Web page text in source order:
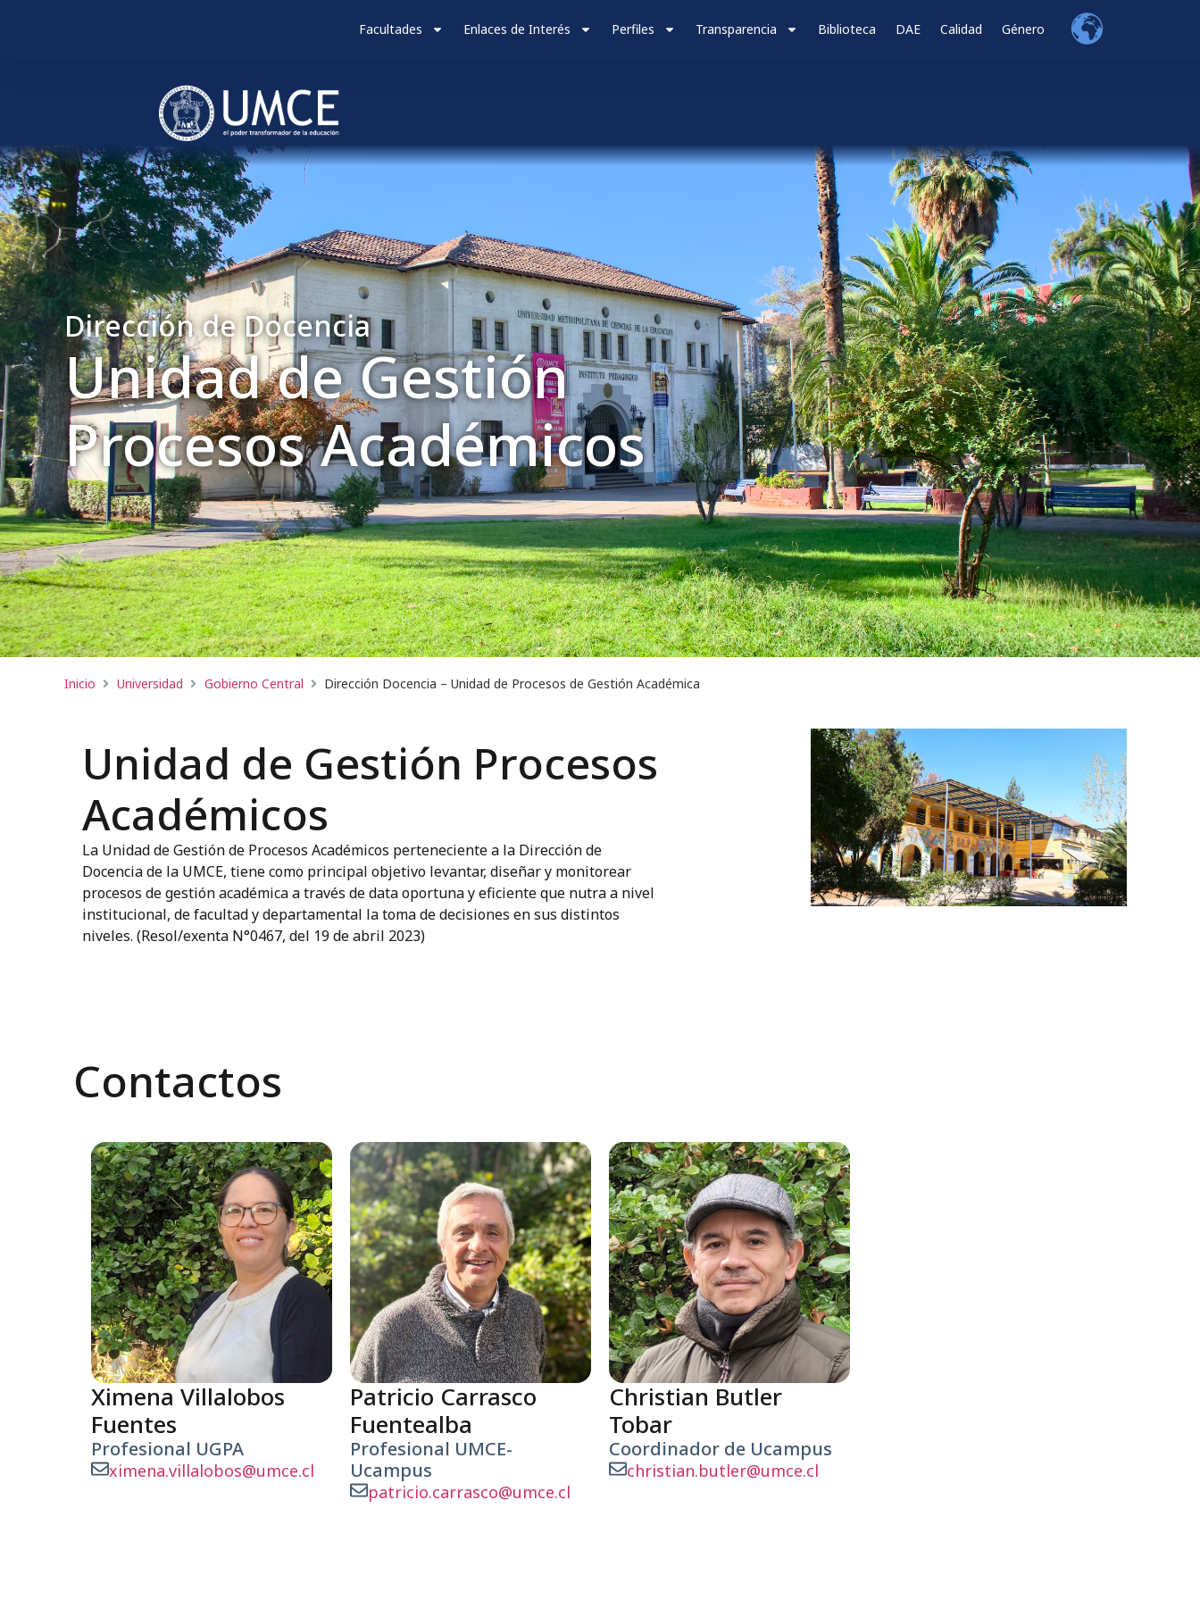
Facultades Enlaces de Interés Perfiles Transparencia Biblioteca DAE Calidad Género
Dirección de Docencia
Unidad de Gestión
Procesos Académicos
Inicio Universidad Gobierno Central Dirección Docencia – Unidad de Procesos de Gestión Académica
Unidad de Gestión Procesos
Académicos
La Unidad de Gestión de Procesos Académicos perteneciente a la Dirección de
Docencia de la UMCE, tiene como principal objetivo levantar, diseñar y monitorear
procesos de gestión académica a través de data oportuna y eficiente que nutra a nivel
institucional, de facultad y departamental la toma de decisiones en sus distintos
niveles. (Resol/exenta N°0467, del 19 de abril 2023)
Contactos
Ximena Villalobos
Fuentes
Profesional UGPA
ximena.villalobos@umce.cl
Patricio Carrasco
Fuentealba
Profesional UMCE-
Ucampus
patricio.carrasco@umce.cl
Christian Butler
Tobar
Coordinador de Ucampus
christian.butler@umce.cl